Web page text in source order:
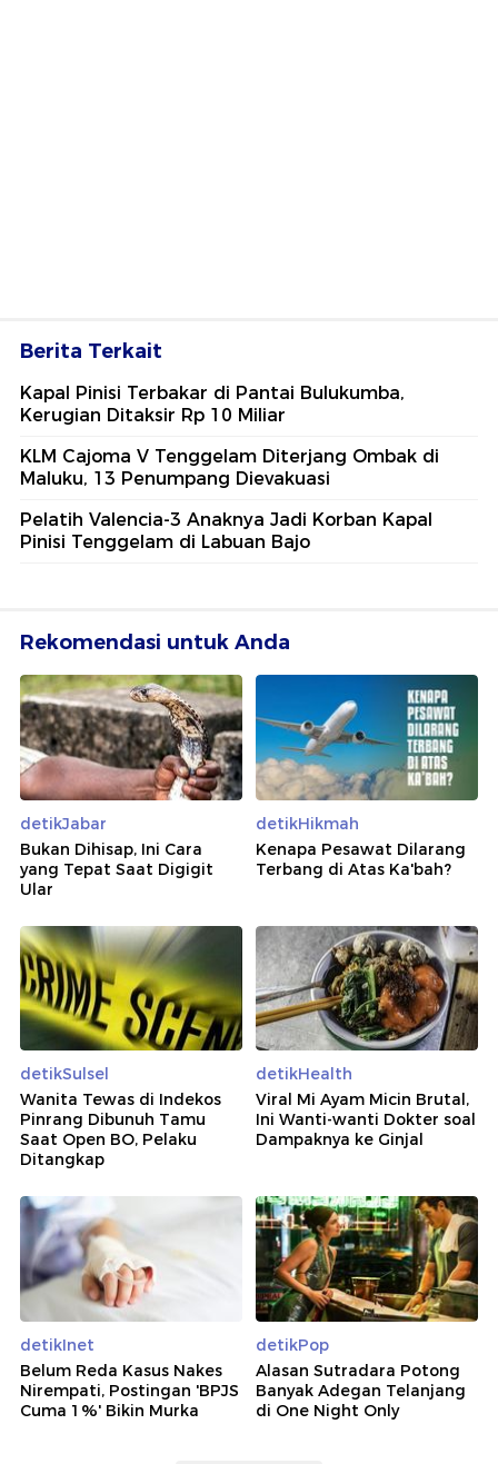
Berita Terkait
Kapal Pinisi Terbakar di Pantai Bulukumba,
Kerugian Ditaksir Rp 10 Miliar
KLM Cajoma V Tenggelam Diterjang Ombak di
Maluku, 13 Penumpang Dievakuasi
Pelatih Valencia-3 Anaknya Jadi Korban Kapal
Pinisi Tenggelam di Labuan Bajo
Rekomendasi untuk Anda
detikJabar
Bukan Dihisap, Ini Cara
yang Tepat Saat Digigit
Ular
detikHikmah
Kenapa Pesawat Dilarang
Terbang di Atas Ka'bah?
detikSulsel
Wanita Tewas di Indekos
Pinrang Dibunuh Tamu
Saat Open BO, Pelaku
Ditangkap
detikHealth
Viral Mi Ayam Micin Brutal,
Ini Wanti-wanti Dokter soal
Dampaknya ke Ginjal
detikInet
Belum Reda Kasus Nakes
Nirempati, Postingan 'BPJS
Cuma 1%' Bikin Murka
detikPop
Alasan Sutradara Potong
Banyak Adegan Telanjang
di One Night Only